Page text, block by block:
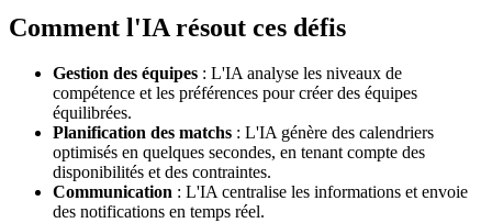
Comment l'IA résout ces défis
Gestion des équipes : L'IA analyse les niveaux de
compétence et les préférences pour créer des équipes
équilibrées.
Planification des matchs : L'IA génère des calendriers
optimisés en quelques secondes, en tenant compte des
disponibilités et des contraintes.
Communication : L'IA centralise les informations et envoie
des notifications en temps réel.